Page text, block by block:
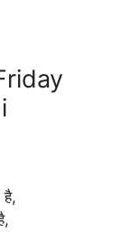
है,